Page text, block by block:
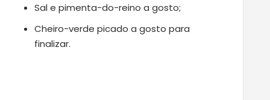
Sal e pimenta-do-reino a gosto;
Cheiro-verde picado a gosto para
finalizar.